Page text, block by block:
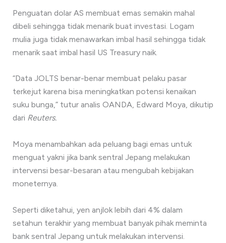
Penguatan dolar AS membuat emas semakin mahal
dibeli sehingga tidak menarik buat investasi. Logam
mulia juga tidak menawarkan imbal hasil sehingga tidak
menarik saat imbal hasil US Treasury naik.
“Data JOLTS benar-benar membuat pelaku pasar
terkejut karena bisa meningkatkan potensi kenaikan
suku bunga,” tutur analis OANDA, Edward Moya, dikutip
dari Reuters.
Moya menambahkan ada peluang bagi emas untuk
menguat yakni jika bank sentral Jepang melakukan
intervensi besar-besaran atau mengubah kebijakan
moneternya.
Seperti diketahui, yen anjlok lebih dari 4% dalam
setahun terakhir yang membuat banyak pihak meminta
bank sentral Jepang untuk melakukan intervensi.